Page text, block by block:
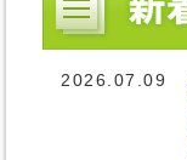
2026.07.09